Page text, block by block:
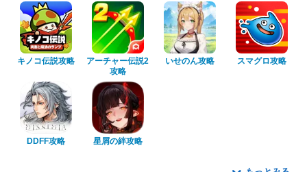
キノコ伝説攻略
アーチャー伝説2
攻略
いせのん攻略 スマグロ攻略
DDFF攻略 星屑の絆攻略